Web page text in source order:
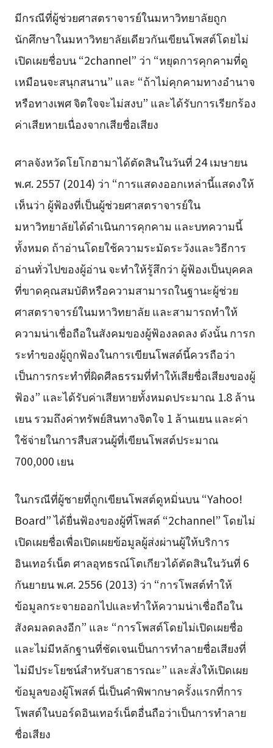
มีกรณีที่ผู้ช่วยศาสตราจารย์ในมหาวิทยาลัยถูก
นักศึกษาในมหาวิทยาลัยเดียวกันเขียนโพสต์โดยไม่
เปิดเผยชื่อบน “2channel” ว่า “หยุดการคุกคามที่ดู
เหมือนจะสนุกสนาน” และ “ถ้าไม่คุกคามทางอำนาจ
หรือทางเพศ จิตใจจะไม่สงบ” และได้รับการเรียกร้อง
ค่าเสียหายเนื่องจากเสียชื่อเสียง
ศาลจังหวัดโยโกฮามาได้ตัดสินในวันที่ 24 เมษายน
พ.ศ. 2557 (2014) ว่า “การแสดงออกเหล่านี้แสดงให้
เห็นว่า ผู้ฟ้องที่เป็นผู้ช่วยศาสตราจารย์ใน
มหาวิทยาลัยได้ดำเนินการคุกคาม และบทความนี้
ทั้งหมด ถ้าอ่านโดยใช้ความระมัดระวังและวิธีการ
อ่านทั่วไปของผู้อ่าน จะทำให้รู้สึกว่า ผู้ฟ้องเป็นบุคคล
ที่ขาดคุณสมบัติหรือความสามารถในฐานะผู้ช่วย
ศาสตราจารย์ในมหาวิทยาลัย และสามารถทำให้
ความน่าเชื่อถือในสังคมของผู้ฟ้องลดลง ดังนั้น การก
ระทำของผู้ถูกฟ้องในการเขียนโพสต์นี้ควรถือว่า
เป็นการกระทำที่ผิดศีลธรรมที่ทำให้เสียชื่อเสียงของผู้
ฟ้อง” และได้รับค่าเสียหายทั้งหมดประมาณ 1.8 ล้าน
เยน รวมถึงค่าทรัพย์สินทางจิตใจ 1 ล้านเยน และค่า
ใช้จ่ายในการสืบสวนผู้ที่เขียนโพสต์ประมาณ
700,000 เยน
ในกรณีที่ผู้ชายที่ถูกเขียนโพสต์ดูหมิ่นบน “Yahoo!
Board” ได้ยื่นฟ้องของผู้ที่โพสต์ “2channel” โดยไม่
เปิดเผยชื่อเพื่อเปิดเผยข้อมูลผู้ส่งผ่านผู้ให้บริการ
อินเทอร์เน็ต ศาลอุทธรณ์โตเกียวได้ตัดสินในวันที่ 6
กันยายน พ.ศ. 2556 (2013) ว่า “การโพสต์ทำให้
ข้อมูลกระจายออกไปและทำให้ความน่าเชื่อถือใน
สังคมลดลงอีก” และ “การโพสต์โดยไม่เปิดเผยชื่อ
และไม่มีหลักฐานที่ชัดเจนเป็นการทำลายชื่อเสียงที่
ไม่มีประโยชน์สำหรับสาธารณะ” และสั่งให้เปิดเผย
ข้อมูลของผู้โพสต์ นี่เป็นคำพิพากษาครั้งแรกที่การ
โพสต์ในบอร์ดอินเทอร์เน็ตอื่นถือว่าเป็นการทำลาย
ชื่อเสียง